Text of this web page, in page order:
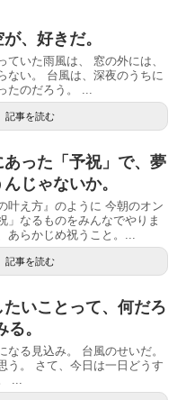
、好きだ。
ていた雨風は、 窓の外には、
ない。 台風は、深夜のうちに
たのだろう。 ...
記事を読む
あった「予祝」で、夢
じゃないか。
叶え方』のように 今朝のオン
」なるものをみんなでやりま
あらかじめ祝うこと。...
記事を読む
いことって、何だろ
。
なる見込み。 台風のせいだ。
う。 さて、今日は一日どうす
...